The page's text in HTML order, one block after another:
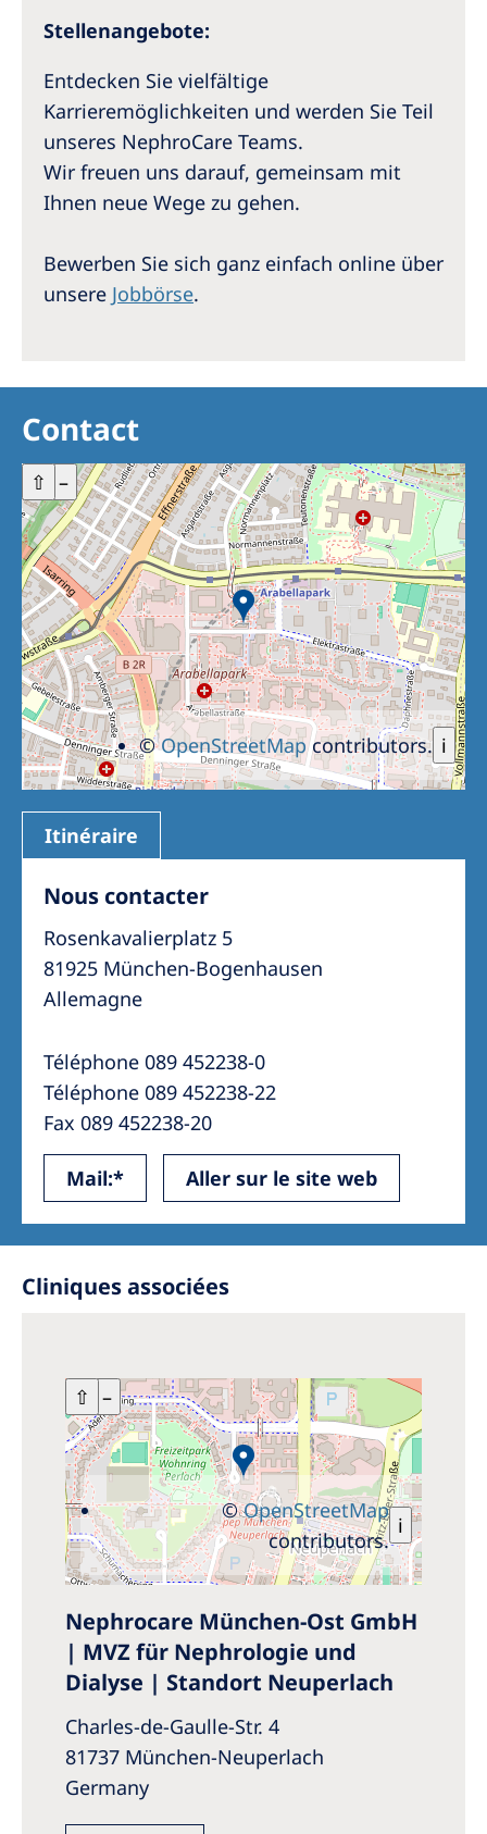
Stellenangebote:
Entdecken Sie vielfältige
Karrieremöglichkeiten und werden Sie Teil
unseres NephroCare Teams.
Wir freuen uns darauf, gemeinsam mit
Ihnen neue Wege zu gehen.
Bewerben Sie sich ganz einfach online über
unsere Jobbörse.
Contact
+ –
⇧
i
©OpenStreetMapcontributors.
Itinéraire
Nous contacter
Rosenkavalierplatz 5
81925 München-Bogenhausen
Allemagne
Téléphone 089 452238-0
Téléphone 089 452238-22
Fax 089 452238-20
Mail:* Aller sur le site web
Cliniques associées
+ –
⇧
i
©OpenStreetMap
contributors.
Nephrocare München-Ost GmbH
| MVZ für Nephrologie und
Dialyse | Standort Neuperlach
Charles-de-Gaulle-Str. 4
81737 München-Neuperlach
Germany